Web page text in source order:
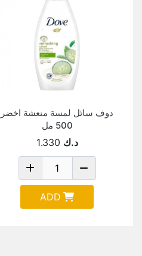
دوف سائل لمسة منعشة اخضر
500 مل
د.ك 1.330
ADD